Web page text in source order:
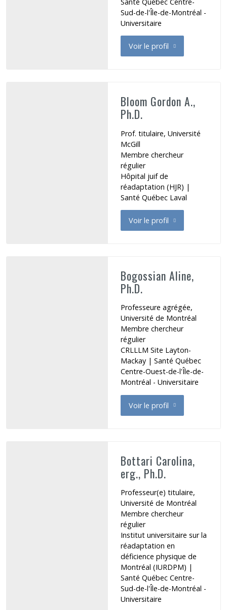
Sud-de-l'Île-de-Montréal -
Universitaire
Voir le profil
de Beaudry Lucie
Bloom Gordon A.,
Ph.D.
Prof. titulaire, Université
McGill
Membre chercheur
régulier
Hôpital juif de
réadaptation (HJR) |
Santé Québec Laval
Voir le profil
de Bloom Gordon A.
Bogossian Aline,
Ph.D.
Professeure agrégée,
Université de Montréal
Membre chercheur
régulier
CRLLLM Site Layton-
Mackay | Santé Québec
Centre-Ouest-de-l'Île-de-
Montréal - Universitaire
Voir le profil
de Bogossian Aline
Bottari Carolina,
erg., Ph.D.
Professeur(e) titulaire,
Université de Montréal
Membre chercheur
régulier
Institut universitaire sur la
réadaptation en
déficience physique de
Montréal (IURDPM) |
Santé Québec Centre-
Sud-de-l'Île-de-Montréal -
Universitaire